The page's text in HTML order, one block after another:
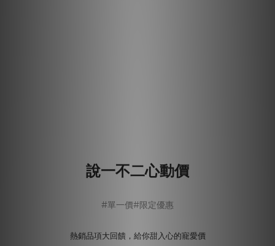
說一不二心動價
#單一價#限定優惠
熱銷品項大回饋，給你甜入心的寵愛價